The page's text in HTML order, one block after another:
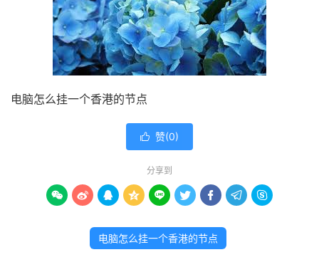
电脑怎么挂一个香港的节点
 赞(0)
分享到
        
电脑怎么挂一个香港的节点